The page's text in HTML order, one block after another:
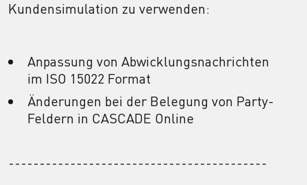
Kundensimulation zu verwenden:
Anpassung von Abwicklungsnachrichten
im ISO 15022 Format
Änderungen bei der Belegung von Party-
Feldern in CASCADE Online
------------------------------------------